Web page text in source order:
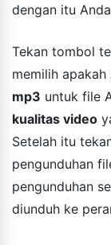
dengan itu
Tekan tombol
memilih
mp3 untuk file
kualitas video
Setelah itu
pengunduhan
pengunduhan
diunduh ke